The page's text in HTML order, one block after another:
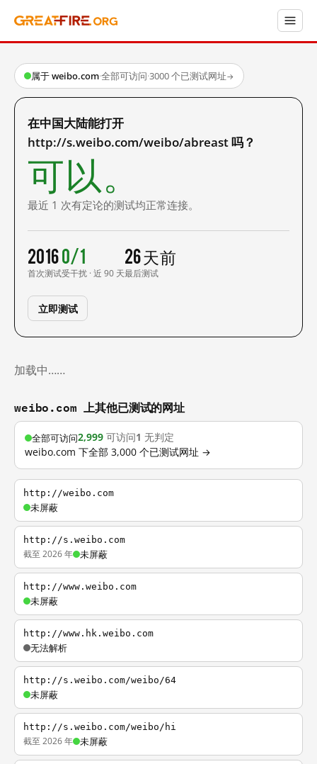
属于 weibo.com·全部可访问·3000 个已测试网址→
在中国大陆能打开
http://s.weibo.com/weibo/abreast 吗？
可以。
最近 1 次有定论的测试均正常连接。
2016
首次测试
0/1
受干扰 · 近 90 天
26 天前
最后测试
立即测试
加载中……
weibo.com 上其他已测试的网址
全部可访问2,999 可访问1 无判定
weibo.com 下全部 3,000 个已测试网址 →
http://weibo.com
未屏蔽
http://s.weibo.com
截至 2026 年 未屏蔽
http://www.weibo.com
未屏蔽
http://www.hk.weibo.com
无法解析
http://s.weibo.com/weibo/64
未屏蔽
http://s.weibo.com/weibo/hi
截至 2026 年 未屏蔽